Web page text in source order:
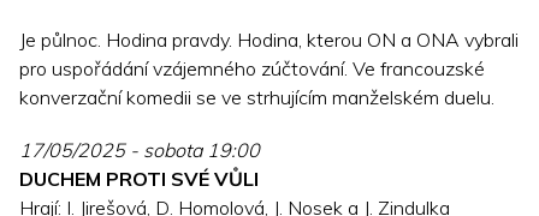
Je půlnoc. Hodina pravdy. Hodina, kterou ON a ONA vybrali
pro uspořádání vzájemného zúčtování. Ve francouzské
konverzační komedii se ve strhujícím manželském duelu.
17/05/2025 - sobota 19:00
DUCHEM PROTI SVÉ VŮLI
Hrají: I. Jirešová, D. Homolová, J. Nosek a J. Zindulka